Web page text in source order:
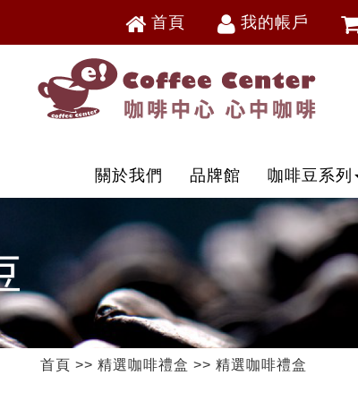
首頁 我的帳戶
忘記密碼
加入會員
VIP申請
關於我們 品牌館 咖啡豆系列
首頁 >> 精選咖啡禮盒 >> 精選咖啡禮盒